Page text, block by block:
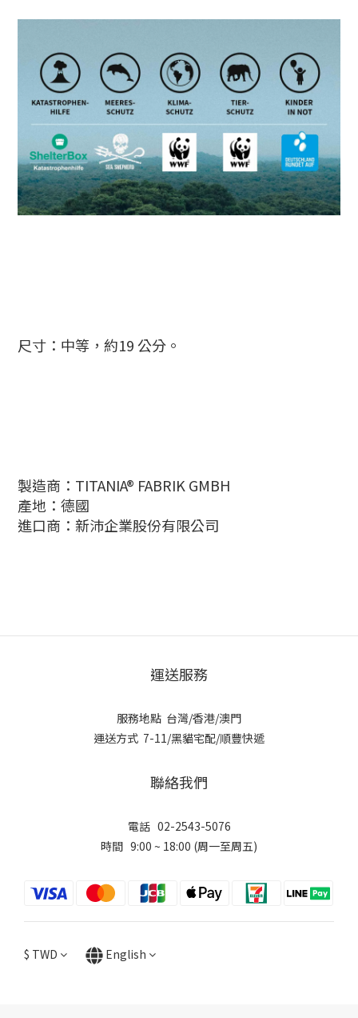
尺寸：中等，約19 公分。
製造商：TITANIA® FABRIK GMBH
產地：德國
進口商： 新沛企業股份有限公司
運送服務
服務地點 台灣/香港/澳門
運送方式 7-11/黑貓宅配/順豐快遞
聯絡我們
電話 02-2543-5076
時間 9:00 ~ 18:00 (周一至周五)
$ TWD English